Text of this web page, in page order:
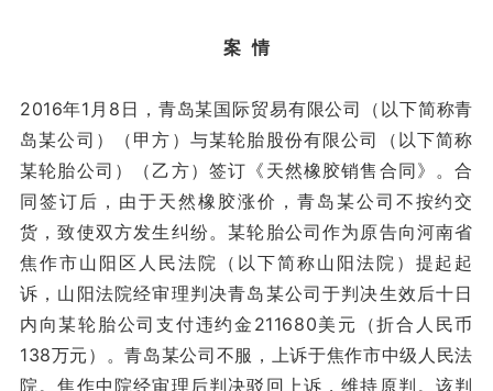
案 情
2016年1月8日，青岛某国际贸易有限公司（以下简称青
岛某公司）（甲方）与某轮胎股份有限公司（以下简称
某轮胎公司）（乙方）签订《天然橡胶销售合同》。合
同签订后，由于天然橡胶涨价，青岛某公司不按约交
货，致使双方发生纠纷。某轮胎公司作为原告向河南省
焦作市山阳区人民法院（以下简称山阳法院）提起起
诉，山阳法院经审理判决青岛某公司于判决生效后十日
内向某轮胎公司支付违约金211680美元（折合人民币
138万元）。青岛某公司不服，上诉于焦作市中级人民法
院。焦作中院经审理后判决驳回上诉，维持原判。该判